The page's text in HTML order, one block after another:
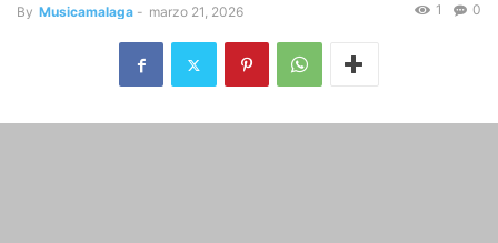
By Musicamalaga - marzo 21, 2026 0
1